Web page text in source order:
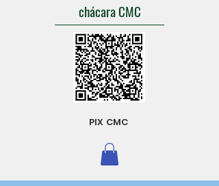
chácara CMC
PIX CMC